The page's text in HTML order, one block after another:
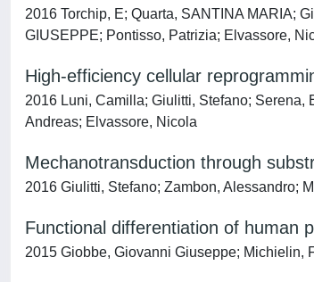
2016 Torchip, E; Quarta, SANTINA MARIA;
GIUSEPPE; Pontisso, Patrizia; Elvassore,
High-efficiency cellular
2016 Luni, Camilla; Giulitti, Stefano;
Andreas; Elvassore, Nicola
Mechanotransduction through
2016 Giulitti, Stefano; Zambon, Alessandro;
Functional differentiation of human
2015 Giobbe, Giovanni Giuseppe; Michielin,